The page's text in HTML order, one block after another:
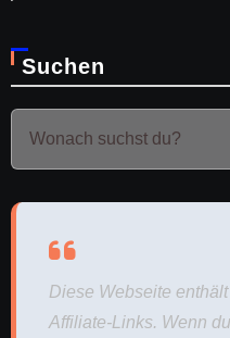
Suchen
Diese Webseite
Affiliate-Links. Wenn